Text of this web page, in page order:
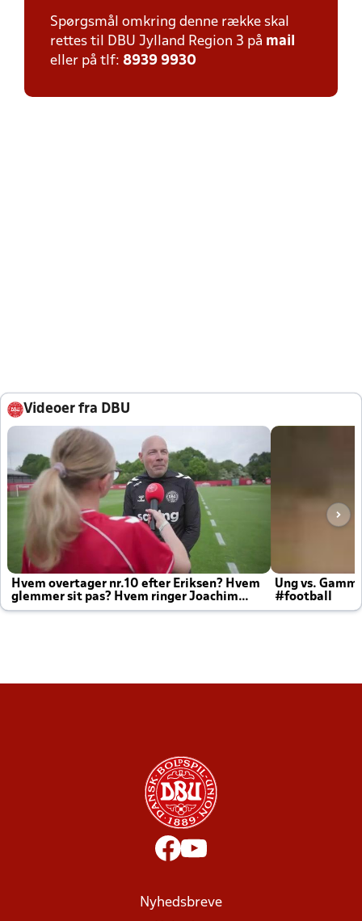
Spørgsmål omkring denne række skal
rettes til DBU Jylland Region 3 på mail
eller på tlf: 8939 9930
Videoer fra DBU
Hvem overtager nr.10 efter Eriksen? Hvem
glemmer sit pas? Hvem ringer Joachim
altid til efter kampe?
Ung vs.
#football
Nyhedsbreve